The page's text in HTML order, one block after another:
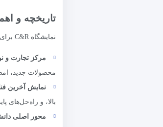
تاریخچه و
نمایشگاه C&R برای اولین بار در سال ۱۹۸۲ در مادرید برگزار شد و به تدریج به یکی از رویدادهای معتبر جهانی تبدیل شد. اهمیت این نمایشگاه به دلایل زیر است:
مرکز تجارت و
محصولات جدید،
نمایش آخرین
بالا، و راه‌حل‌های
محور اصلی